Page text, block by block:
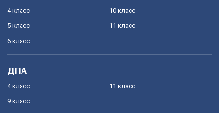
4 класс
5 класс
6 класс
10 класс
11 класс
ДПА
4 класс
9 класс
11 класс